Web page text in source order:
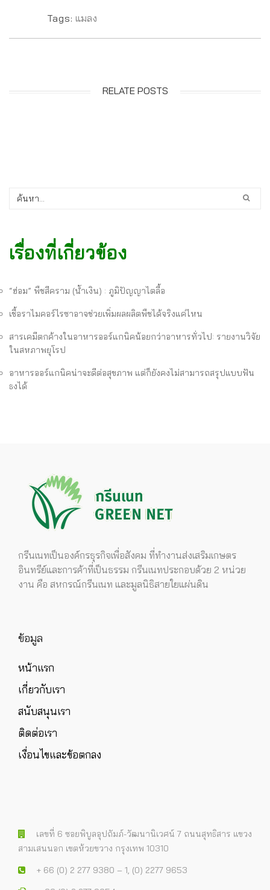
Tags: แมลง
RELATE POSTS
เรื่องที่เกี่ยวข้อง
“ฮ่อม” พืชสีคราม (น้ำเงิน) : ภูมิปัญญาไตลื้อ
เชื้อราไมคอร์ไรซาอาจช่วยเพิ่มผลผลิตพืชได้จริงแค่ไหน
สารเคมีตกค้างในอาหารออร์แกนิคน้อยกว่าอาหารทั่วไป: รายงานวิจัย
ในสหภาพยุโรป
อาหารออร์แกนิคน่าจะดีต่อสุขภาพ แต่ก็ยังคงไม่สามารถสรุปแบบฟัน
ธงได้
กรีนเนทเป็นองค์กรธุรกิจเพื่อสังคม ที่ทำงานส่งเสริมเกษตร
อินทรีย์และการค้าที่เป็นธรรม กรีนเนทประกอบด้วย 2 หน่วย
งาน คือ สหกรณ์กรีนเนท และมูลนิธิสายใยแผ่นดิน
ข้อมูล
หน้าแรก
เกี่ยวกับเรา
สนับสนุนเรา
ติดต่อเรา
เงื่อนไขและข้อตกลง
เลขที่ 6 ซอยพิบูลอุปถัมภ์-วัฒนานิเวศน์ 7 ถนนสุทธิสาร แขวง
สามเสนนอก เขตห้วยขวาง กรุงเทพ 10310
+ 66 (0) 2 277 9380 – 1, (0) 2277 9653